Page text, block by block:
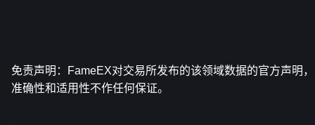
免责声明：FameEX对交易所发布的该领域数据的官方声明
准确性和适用性不作任何保证。